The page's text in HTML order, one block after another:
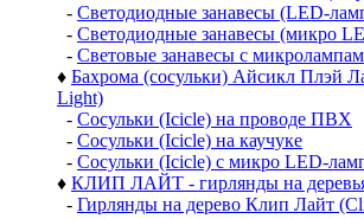
- Светодиодные занавесы (LED-
- Светодиодные занавесы (микро
- Световые занавесы с
♦ Бахрома (сосульки) Айсикл Плэй
Light)
- Сосульки (Icicle) на проводе ПВХ
- Сосульки (Icicle) на каучуке
- Сосульки (Icicle) с микро LED-
♦ КЛИП ЛАЙТ - гирлянды на
- Гирлянды на дерево Клип Лайт